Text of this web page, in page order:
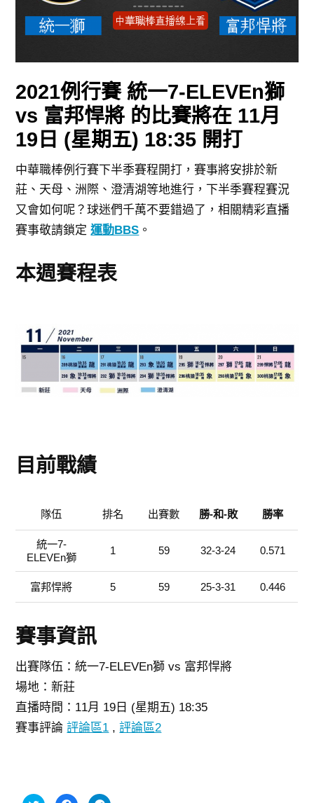
2021例行賽 統一7-ELEVEn獅
vs 富邦悍將 的比賽將在 11月
19日 (星期五) 18:35 開打
中華職棒例行賽下半季賽程開打，賽事將安排於新
莊、天母、洲際、澄清湖等地進行，
下半季賽程賽況
又會如何呢？球迷們千萬不要錯過了，相關精彩直播
賽事敬請鎖定運動BBS 。
本週賽程表
目前戰績
隊伍 排名 出賽數 勝-和-敗 勝率
統一7-
ELEVEn獅
1 59 32-3-24 0.571
富邦悍將 5 59 25-3-31 0.446
賽事資訊
出賽隊伍：統一7-ELEVEn獅 vs 富邦悍將
場地：新莊
直播時間：11月 19日 (星期五) 18:35
賽事評論評論區1 ,評論區2